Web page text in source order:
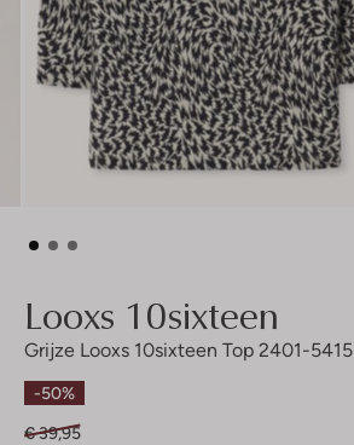
Looxs 10sixteen
Grijze Looxs 10sixteen Top 2401-5415
-50%
€ 39,95